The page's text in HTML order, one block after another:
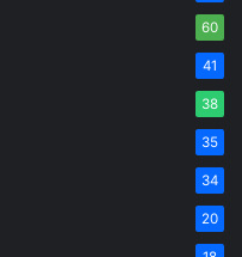
60
41
38
35
34
20